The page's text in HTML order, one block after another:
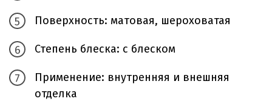
Поверхность: матовая, шероховатая
Степень блеска: с блеском
Применение: внутренняя и внешняя
отделка